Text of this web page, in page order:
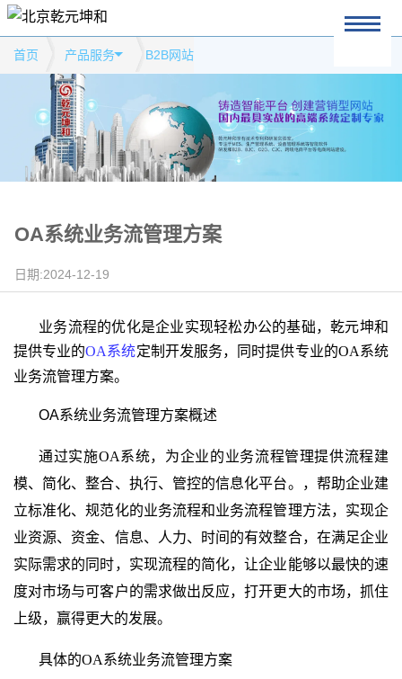
首页 产品服务 B2B网站
OA系统业务流管理方案
日期:2024-12-19
业务流程的优化是企业实现轻松办公的基础，乾元坤和
提供专业的OA系统定制开发服务，同时提供专业的OA系统
业务流管理方案。
OA系统业务流管理方案概述
通过实施OA系统，为企业的业务流程管理提供流程建
模、简化、整合、执行、管控的信息化平台。，帮助企业建
立标准化、规范化的业务流程和业务流程管理方法，实现企
业资源、资金、信息、人力、时间的有效整合，在满足企业
实际需求的同时，实现流程的简化，让企业能够以最快的速
度对市场与可客户的需求做出反应，打开更大的市场，抓住
上级，赢得更大的发展。
具体的OA系统业务流管理方案